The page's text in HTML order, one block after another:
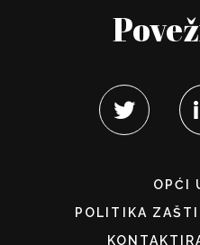
OPĆI
POLITIKA